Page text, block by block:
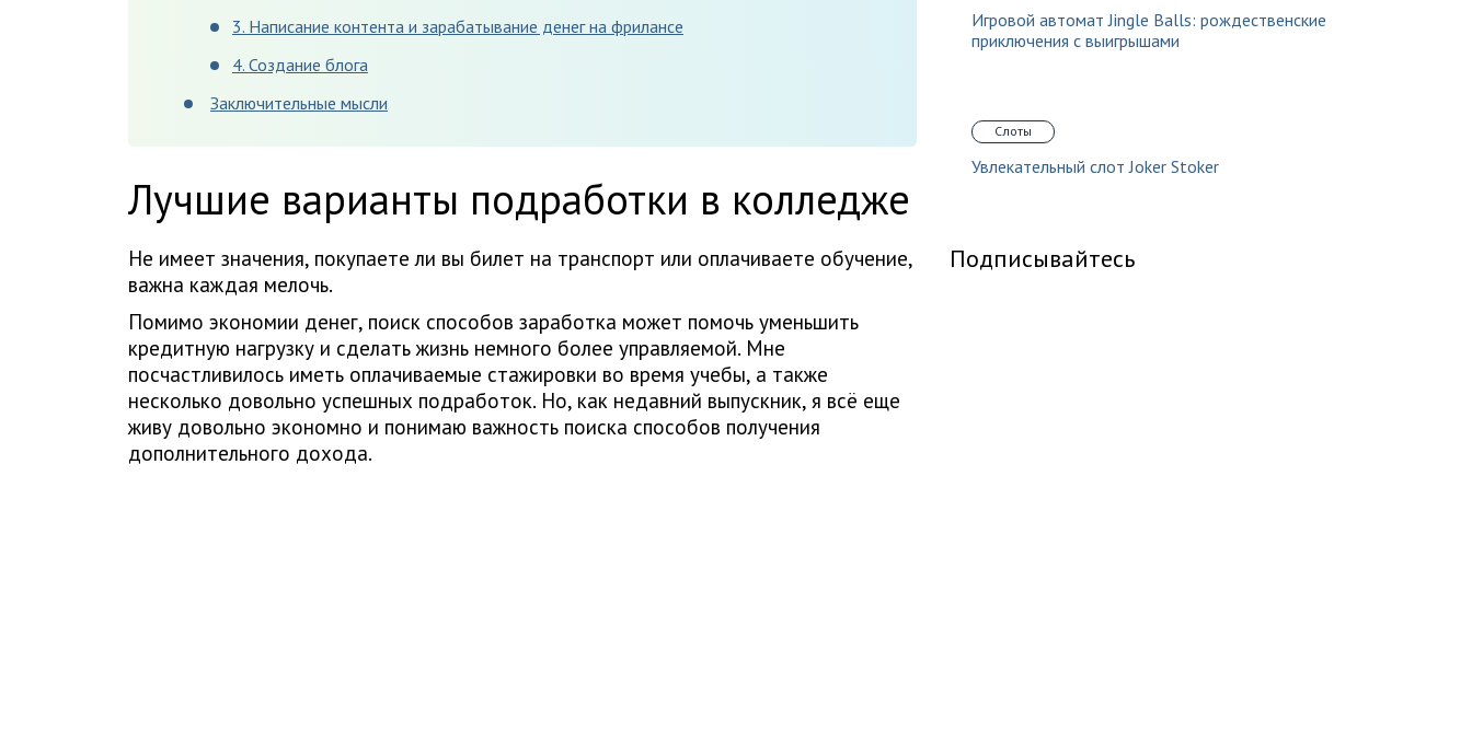
3. Написание контента и зарабатывание денег на фрилансе
4. Создание блога
Заключительные мысли
Лучшие варианты подработки в колледже
Не имеет значения, покупаете ли вы билет на транспорт или оплачиваете обучение,
важна каждая мелочь.
Помимо экономии денег, поиск способов заработка может помочь уменьшить
кредитную нагрузку и сделать жизнь немного более управляемой. Мне
посчастливилось иметь оплачиваемые стажировки во время учебы, а также
несколько довольно успешных подработок. Но, как недавний выпускник, я всё еще
живу довольно экономно и понимаю важность поиска способов получения
дополнительного дохода.
Игровой автомат Jingle Balls: рождественские
приключения с выигрышами
Слоты
Увлекательный слот Joker Stoker
Подписывайтесь